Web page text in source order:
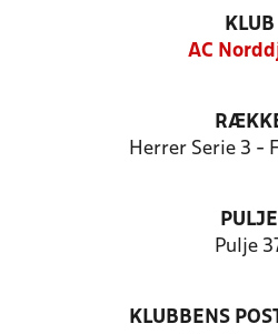
KLUB
AC
Herrer Serie 3 -
PULJE
Pulje
KLUBBENS